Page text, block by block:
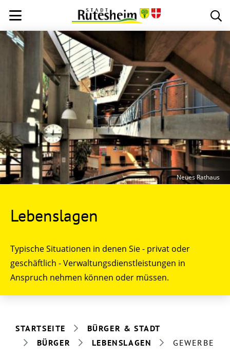
Lebenslagen
Typische Situationen in denen Sie - privat oder
geschäftlich - Verwaltungsdienstleistungen in
Anspruch nehmen können oder müssen.
Neues Rathaus
STARTSEITE
BÜRGER & STADT
BÜRGER
LEBENSLAGEN GEWERBE